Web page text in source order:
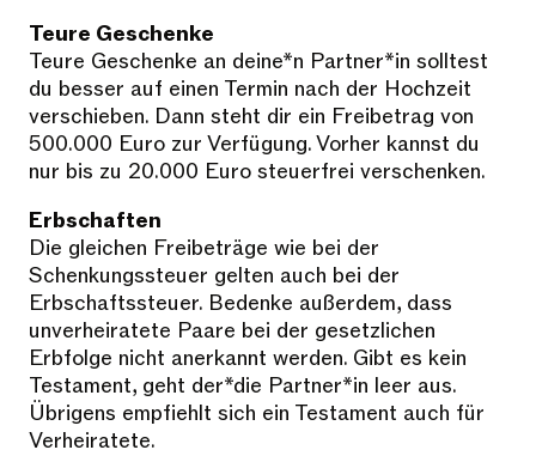
Teure Geschenke
Teure Geschenke an deine*n Partner*in solltest
du besser auf einen Termin nach der Hochzeit
verschieben. Dann steht dir ein Freibetrag von
500.000 Euro zur Verfügung. Vorher kannst du
nur bis zu 20.000 Euro steuerfrei verschenken.
Erbschaften
Die gleichen Freibeträge wie bei der
Schenkungssteuer gelten auch bei der
Erbschaftssteuer. Bedenke außerdem, dass
unverheiratete Paare bei der gesetzlichen
Erbfolge nicht anerkannt werden. Gibt es kein
Testament, geht der*die Partner*in leer aus.
Übrigens empfiehlt sich ein Testament auch für
Verheiratete.